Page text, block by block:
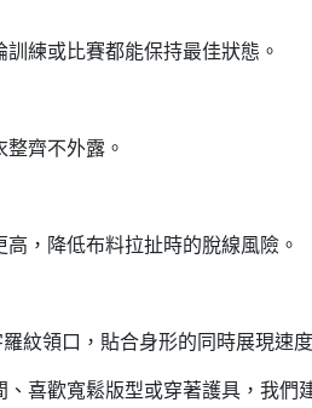
練或比賽都能保持最佳狀態。
齊不外露。
，降低布料拉扯時的脫線風險。
紋領口，貼合身形的同時展現速
喜歡寬鬆版型或穿著護具，我們